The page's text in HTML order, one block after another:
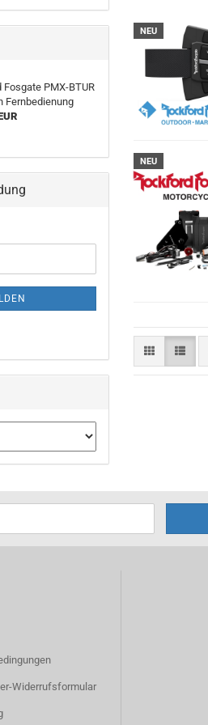
NEU
NEU
Fosgate PMX-BTUR
Fernbedienung
Widerrufsformular